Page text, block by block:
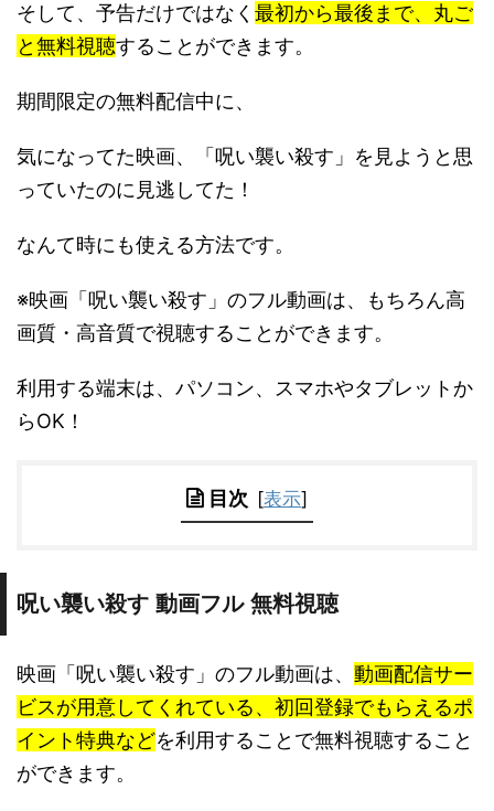
そして、予告だけではなく 最初から最後まで、丸ご
と無料視聴することができます。
期間限定の無料配信中に、
気になってた映画、「呪い襲い殺す」を見ようと思
っていたのに見逃してた！
なんて時にも使える方法です。
※映画「呪い襲い殺す」のフル動画は、もちろん高
画質・高音質で視聴することができます。
利用する端末は、パソコン、スマホやタブレットか
らOK！
目次 [表示]
呪い襲い殺す 動画フル 無料視聴
映画「呪い襲い殺す」のフル動画は、 動画配信サー
ビスが用意してくれている、初回登録でもらえるポ
イント特典などを利用することで無料視聴すること
ができます。